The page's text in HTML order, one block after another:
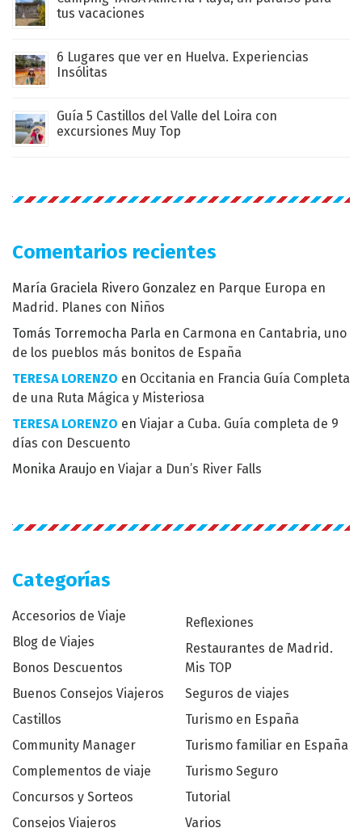
tus vacaciones
6 Lugares que ver en Huelva. Experiencias
Insólitas
Guía 5 Castillos del Valle del Loira con
excursiones Muy Top
Comentarios recientes
María Graciela Rivero Gonzalez en Parque Europa en
Madrid. Planes con Niños
Tomás Torremocha Parla en Carmona en Cantabria, uno
de los pueblos más bonitos de España
TERESA LORENZO en Occitania en Francia Guía Completa
de una Ruta Mágica y Misteriosa
TERESA LORENZO en Viajar a Cuba. Guía completa de 9
días con Descuento
Monika Araujo en Viajar a Dun’s River Falls
Categorías
Accesorios de Viaje
Blog de Viajes
Bonos Descuentos
Buenos Consejos Viajeros
Castillos
Community Manager
Complementos de viaje
Concursos y Sorteos
Consejos Viajeros
Reflexiones
Restaurantes de Madrid.
Mis TOP
Seguros de viajes
Turismo en España
Turismo familiar en España
Turismo Seguro
Tutorial
Varios